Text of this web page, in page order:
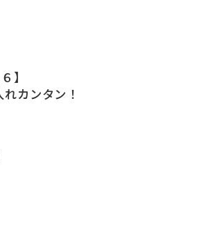
】
カンタン！